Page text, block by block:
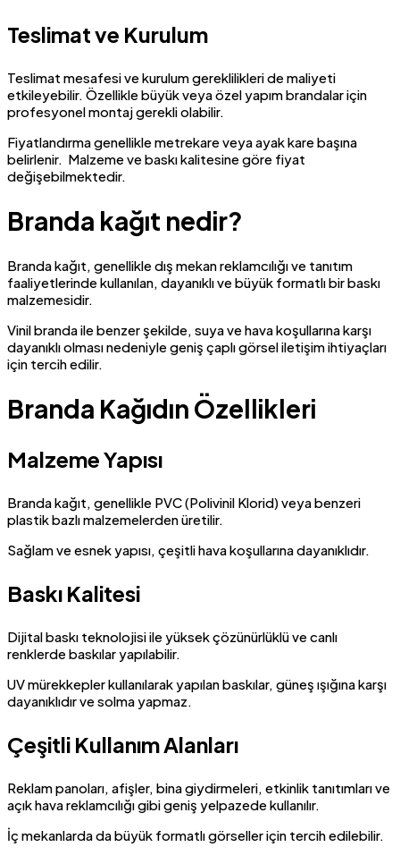
Teslimat ve Kurulum
Teslimat mesafesi ve kurulum gereklilikleri de maliyeti
etkileyebilir. Özellikle büyük veya özel yapım brandalar için
profesyonel montaj gerekli olabilir.
Fiyatlandırma genellikle metrekare veya ayak kare başına
belirlenir. Malzeme ve baskı kalitesine göre fiyat
değişebilmektedir.
Branda kağıt nedir?
Branda kağıt, genellikle dış mekan reklamcılığı ve tanıtım
faaliyetlerinde kullanılan, dayanıklı ve büyük formatlı bir baskı
malzemesidir.
Vinil branda ile benzer şekilde, suya ve hava koşullarına karşı
dayanıklı olması nedeniyle geniş çaplı görsel iletişim ihtiyaçları
için tercih edilir.
Branda Kağıdın Özellikleri
Malzeme Yapısı
Branda kağıt, genellikle PVC (Polivinil Klorid) veya benzeri
plastik bazlı malzemelerden üretilir.
Sağlam ve esnek yapısı, çeşitli hava koşullarına dayanıklıdır.
Baskı Kalitesi
Dijital baskı teknolojisi ile yüksek çözünürlüklü ve canlı
renklerde baskılar yapılabilir.
UV mürekkepler kullanılarak yapılan baskılar, güneş ışığına karşı
dayanıklıdır ve solma yapmaz.
Çeşitli Kullanım Alanları
Reklam panoları, afişler, bina giydirmeleri, etkinlik tanıtımları ve
açık hava reklamcılığı gibi geniş yelpazede kullanılır.
İç mekanlarda da büyük formatlı görseller için tercih edilebilir.